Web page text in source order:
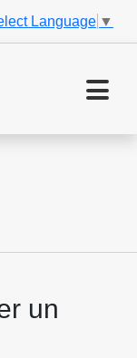
Language ▼
un